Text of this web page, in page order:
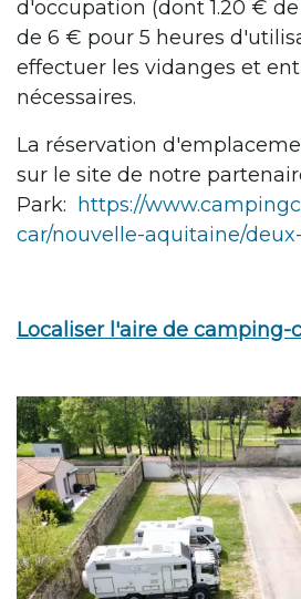
d'occupation (dont 1.20 €
de 6 € pour 5 heures
effectuer les vidanges et
nécessaires.
La réservation
sur le site de notre
Park:
https://
car/nouvelle-aquitaine/
Localiser l'aire de camping-